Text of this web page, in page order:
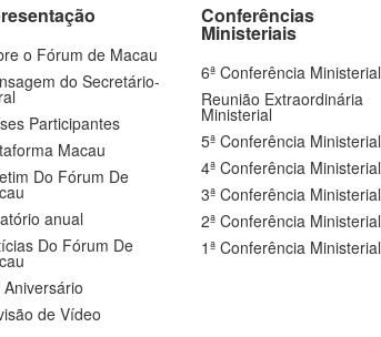
o Fórum de Macau
do Secretário-
Participantes
Macau
Do Fórum De
anual
Do Fórum De
Aniversário
de Vídeo
Conferências
Ministeriais
6ª Conferência Ministerial
Reunião Extraordinária
Ministerial
5ª Conferência Ministerial
4ª Conferência Ministerial
3ª Conferência Ministerial
2ª Conferência Ministerial
1ª Conferência Ministerial